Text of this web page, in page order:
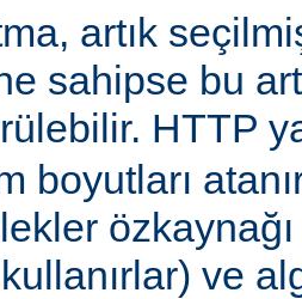
artık
sahipse bu
HTTP
boyutları
ve